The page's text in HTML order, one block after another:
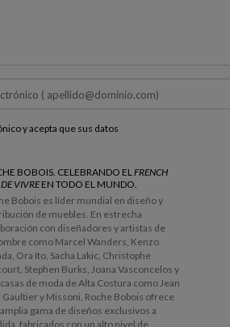
y acepta que sus datos
BOBOIS. CELEBRANDO EL FRENCH
VIVREEN TODO EL MUNDO.
Bobois es líder mundial en diseño y
de muebles. En estrecha
con diseñadores y artistas de
como Marcel Wanders, Kenzo
Ora Ito, Sacha Lakic, Christophe
Stephen Burks, Joana Vasconcelos y
de moda de Alta Costura como Jean
Gaultier y Missoni, Roche Bobois ofrece
gama de diseños exclusivos a
fabricados con un alto nivel de